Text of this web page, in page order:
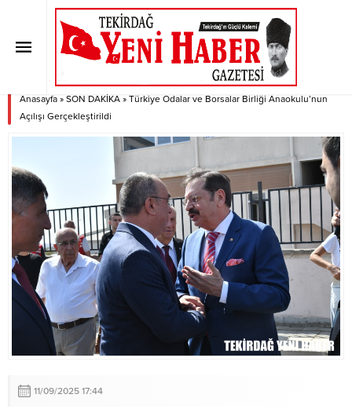
Türkiye Odalar ve Borsalar Birliği
Anaokulu’nun Açılışı
Gerçekleştirildi
Anasayfa » SON DAKİKA » Türkiye Odalar ve Borsalar Birliği Anaokulu’nun
Açılışı Gerçekleştirildi
11/09/2025 17:44